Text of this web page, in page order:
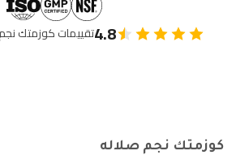
4.8تقييمات كوزمتك
كوزمتك نجم صلاله